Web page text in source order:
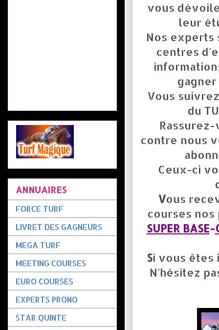
vous
leur
Nos experts
centres
Vous
du
contre nous
Ceux-ci
Vous
courses
SUPER BASE-
Si vous êtes
N'hésitez
ANNUAIRES
FORCE TURF
LIVRET DES GAGNEURS
MEGA TURF
MEETING COURSES
EURO COURSES
EXPERTS PRONO
STAR QUINTE